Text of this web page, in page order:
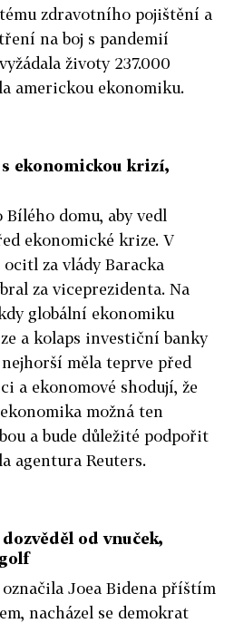
zdravotního pojištění a
na boj s pandemií
životy 237.000
americkou ekonomiku.
ekonomickou krizí,
domu, aby vedl
ekonomické krize. V
za vlády Baracka
za viceprezidenta. Na
globální ekonomiku
a kolaps investiční banky
měla teprve před
a ekonomové shodují, že
možná ten
a bude důležité podpořit
agentura Reuters.
od vnuček,
Joea Bidena příštím
nacházel se demokrat